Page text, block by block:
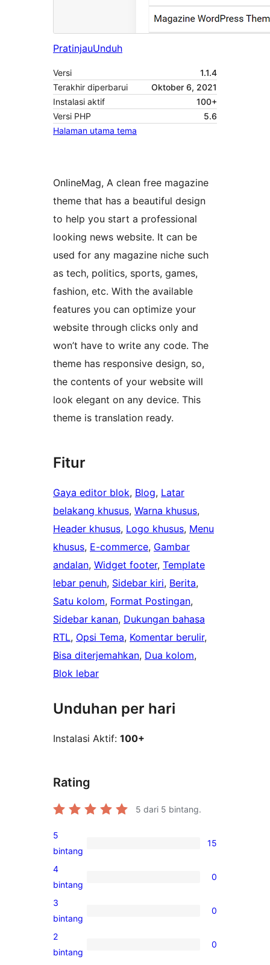
PratinjauUnduh
Versi
1.1.4
Terakhir diperbarui
Oktober 6, 2021
Instalasi aktif
100+
Versi PHP
5.6
Halaman utama tema
OnlineMag, A clean free magazine
theme that has a beautiful design
to help you start a professional
looking news website. It can be
used for any magazine niche such
as tech, politics, sports, games,
fashion, etc. With the available
features you can optimize your
website through clicks only and
won’t have to write any code. The
theme has responsive design, so,
the contents of your website will
look elegant on any device. This
theme is translation ready.
Fitur
Gaya editor blok, Blog, Latar
belakang khusus, Warna khusus
Header khusus, Logo khusus, Menu
khusus, E-commerce, Gambar
andalan, Widget footer, Template
lebar penuh, Sidebar kiri, Berita
Satu kolom, Format Postingan
Sidebar kanan, Dukungan bahasa
RTL, Opsi Tema, Komentar berulir
Bisa diterjemahkan, Dua kolom
Blok lebar
Unduhan per hari
Instalasi Aktif: 100+
Rating
5 dari 5 bintang.
15
ulasan
5-
5
bintang
15
0
ulasan
4-
4
bintang
0
0
ulasan
3-
3
bintang
0
0
2
bintang
0